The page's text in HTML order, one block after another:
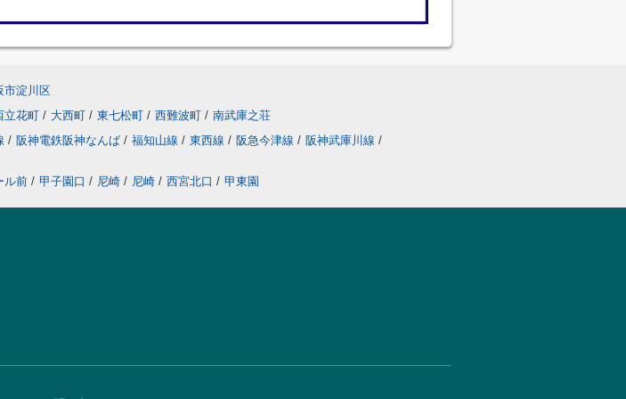
市淀川区
立花町 / 大西町 / 東七松町 / 西難波町 / 南武庫之荘
/ 阪神電鉄阪神なんば / 福知山線 / 東西線 / 阪急今津線 / 阪神武庫川線 /
ル前 / 甲子園口 / 尼崎 / 尼崎 / 西宮北口 / 甲東園